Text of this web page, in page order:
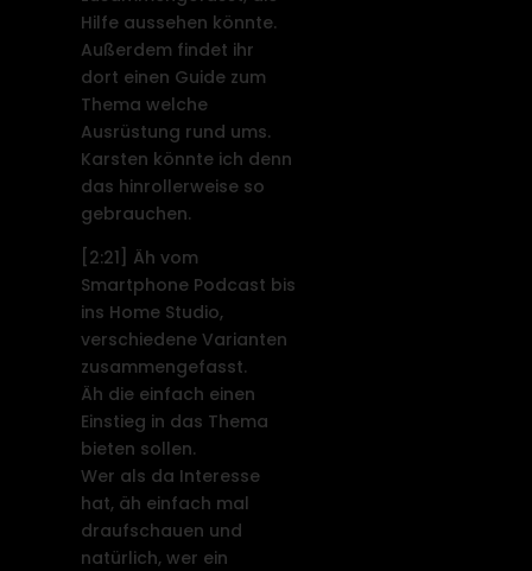
Hilfe aussehen könnte.
Außerdem findet ihr
dort einen Guide zum
Thema welche
Ausrüstung rund ums.
Karsten könnte ich denn
das hinrollerweise so
gebrauchen.
[2:21]
Äh vom
Smartphone Podcast bis
ins Home Studio,
verschiedene Varianten
zusammengefasst.
Äh die einfach einen
Einstieg in das Thema
bieten sollen.
Wer als da Interesse
hat, äh einfach mal
draufschauen und
natürlich, wer ein